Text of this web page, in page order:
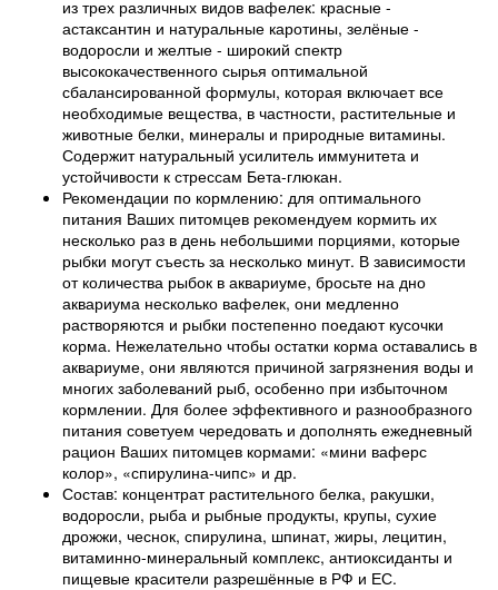
из трех различных видов вафелек: красные -
астаксантин и натуральные каротины, зелёные -
водоросли и желтые - широкий спектр
высококачественного сырья оптимальной
сбалансированной формулы, которая включает все
необходимые вещества, в частности, растительные и
животные белки, минералы и природные витамины.
Содержит натуральный усилитель иммунитета и
устойчивости к стрессам Бета-глюкан.
Рекомендации по кормлению: для оптимального
питания Ваших питомцев рекомендуем кормить их
несколько раз в день небольшими порциями, которые
рыбки могут съесть за несколько минут. В зависимости
от количества рыбок в аквариуме, бросьте на дно
аквариума несколько вафелек, они медленно
растворяются и рыбки постепенно поедают кусочки
корма. Нежелательно чтобы остатки корма оставались в
аквариуме, они являются причиной загрязнения воды и
многих заболеваний рыб, особенно при избыточном
кормлении. Для более эффективного и разнообразного
питания советуем чередовать и дополнять ежедневный
рацион Ваших питомцев кормами: «мини ваферс
колор», «спирулина-чипс» и др.
Состав: концентрат растительного белка, ракушки,
водоросли, рыба и рыбные продукты, крупы, сухие
дрожжи, чеснок, спирулина, шпинат, жиры, лецитин,
витаминно-минеральный комплекс, антиоксиданты и
пищевые красители разрешённые в РФ и ЕС.